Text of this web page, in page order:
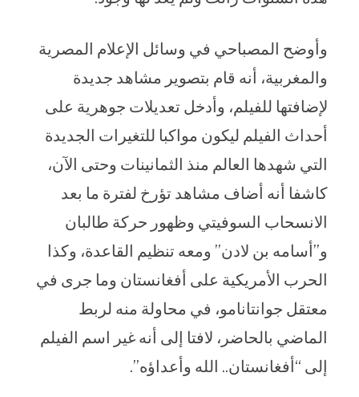
وأوضح المصباحي في وسائل الإعلام المصرية
والمغربية، أنه قام بتصوير مشاهد جديدة
لإضافتها للفيلم، وأدخل تعديلات جوهرية على
أحداث الفيلم ليكون مواكبا للتغيرات الجديدة
التي شهدها العالم منذ الثمانينات وحتى الآن،
كاشفا أنه أضاف مشاهد تؤرخ لفترة ما بعد
الانسحاب السوفيتي وظهور حركة طالبان
و”أسامه بن لادن” ومعه تنظيم القاعدة، وكذا
الحرب الأمريكية على أفغانستان وما جرى في
معتقل جوانتانامو، في محاولة منه لربط
الماضي بالحاضر، لافتا إلى أنه غير اسم الفيلم
إلى “أفغانستان.. الله وأعداؤه”.